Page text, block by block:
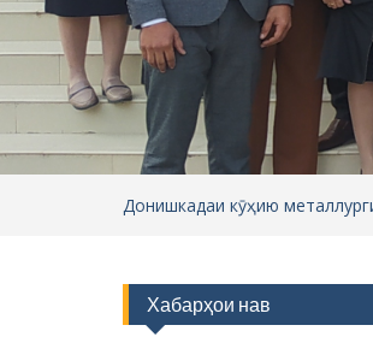
Донишкадаи кӯҳию
Хабарҳои нав